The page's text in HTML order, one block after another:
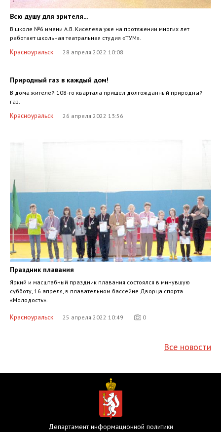
Всю душу для зрителя...
В школе №6 имени А.В. Киселева уже на протяжении многих лет
работает школьная театральная студия «ТУМ».
Красноуральск 28 апреля 2022 10:08
Природный газ в каждый дом!
В дома жителей 108-го квартала пришел долгожданный природный
газ.
Красноуральск 26 апреля 2022 13:56
Праздник плавания
Яркий и масштабный праздник плавания состоялся в минувшую
субботу, 16 апреля, в плавательном бассейне Дворца спорта
«Молодость».
Красноуральск 25 апреля 2022 10:49 0
Все новости
Департамент информационной политики